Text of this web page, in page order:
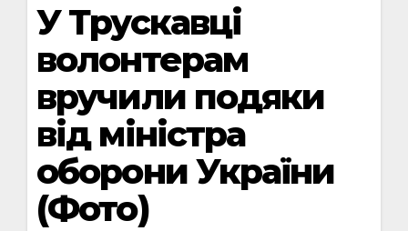
У Трускавці
волонтерам
вручили подяки
від міністра
оборони України
(Фото)